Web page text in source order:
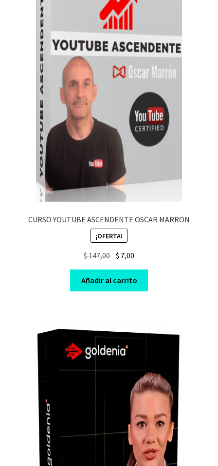
CURSO YOUTUBE ASCENDENTE OSCAR MARRON
¡OFERTA!
$147,00 Original
price
was:
$ 147,00.
$ 7,00
price
is:
$ 7,00.
Añadir al carrito